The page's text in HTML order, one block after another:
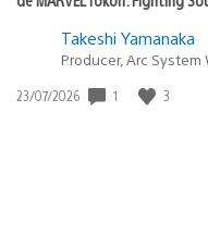
Takeshi Yamanaka
Producer, Arc System
Data
23/07/2026 1 3